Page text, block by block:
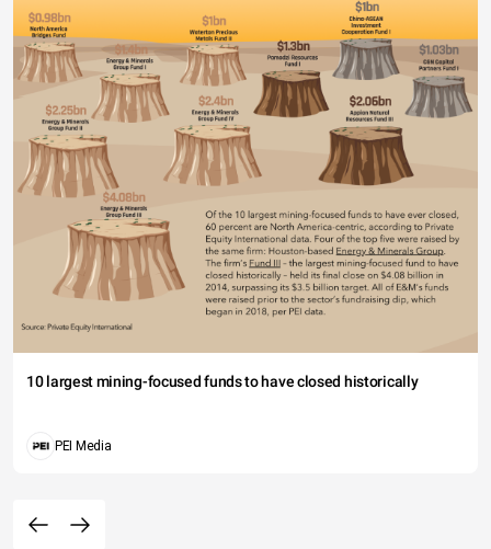
10 largest mining-focused funds to have closed historically
PEI Media